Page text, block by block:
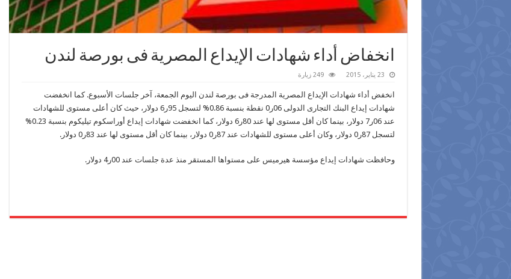
انخفاض أداء شهادات الإيداع المصرية فى بورصة لندن
23 يناير، 2015 249 زيارة
انخفض أداء شهادات الإيداع المصرية المدرجة فى بورصة لندن ‏اليوم الجمعة، آخر جلسات الأسبوع.‏ كما انخفضت
شهادات إيداع البنك التجارى الدولى 06ر0 نقطة بنسبة 0.86% لتسجل ‏‏95ر6 ‏دولار، حيث كان أعلى مستوى للشهادات
عند 06ر7 دولار، بينما كان أقل ‏مستوى لها عند 80ر6 دولار، كما انخفضت شهادات إيداع أوراسكوم تيليكوم بنسبة 0.23%
لتسجل 87ر0 دولار، وكان ‏أعلى مستوى للشهادات عند 87ر0 دولار، بينما كان أقل مستوى لها عند 83ر0 دولار.‏
وحافظت شهادات إيداع مؤسسة هيرميس على مستواها المستقر منذ عدة جلسات عند 00ر4 ‏دولار.‏